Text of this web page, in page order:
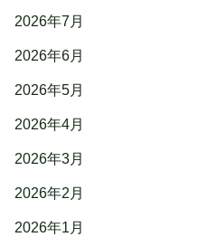
2026年7月
2026年6月
2026年5月
2026年4月
2026年3月
2026年2月
2026年1月